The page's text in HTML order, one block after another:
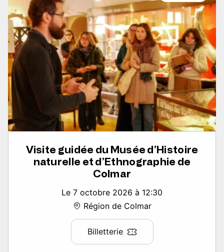
Visite guidée du Musée d’Histoire
naturelle et d’Ethnographie de
Colmar
Le 7 octobre 2026 à 12:30
Région de Colmar
Billetterie